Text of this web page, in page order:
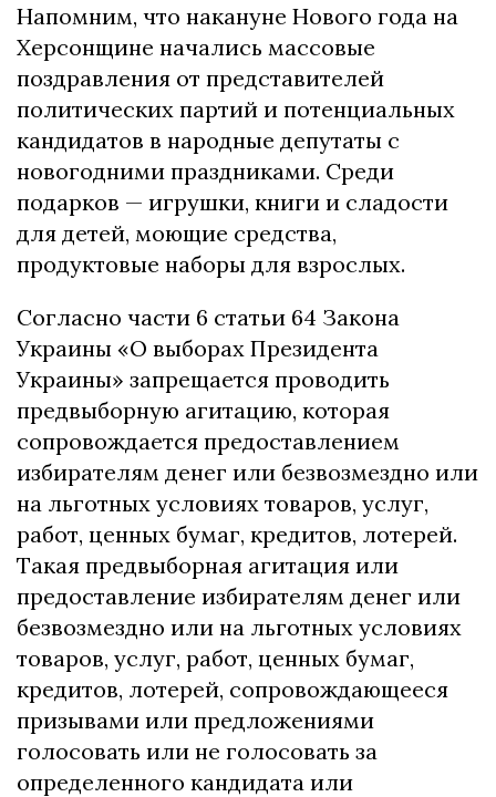
Напомним, что накануне Нового года на
Херсонщине начались массовые
поздравления от представителей
политических партий и потенциальных
кандидатов в народные депутаты с
новогодними праздниками. Среди
подарков — игрушки, книги и сладости
для детей, моющие средства,
продуктовые наборы для взрослых.
Согласно части 6 статьи 64 Закона
Украины «О выборах Президента
Украины» запрещается проводить
предвыборную агитацию, которая
сопровождается предоставлением
избирателям денег или безвозмездно или
на льготных условиях товаров, услуг,
работ, ценных бумаг, кредитов, лотерей.
Такая предвыборная агитация или
предоставление избирателям денег или
безвозмездно или на льготных условиях
товаров, услуг, работ, ценных бумаг,
кредитов, лотерей, сопровождающееся
призывами или предложениями
голосовать или не голосовать за
определенного кандидата или